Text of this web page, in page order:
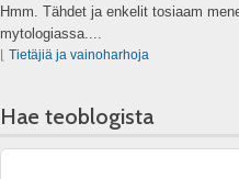
Hmm. Tähdet ja enkelit tosiaam
mytologiassa....
⌊ Tietäjiä ja vainoharhoja
Hae teoblogista